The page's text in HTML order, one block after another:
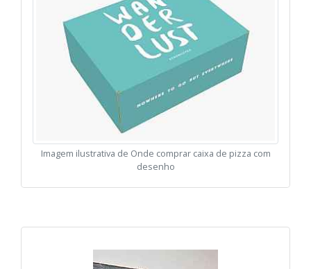
Imagem ilustrativa de Onde comprar caixa de pizza com
desenho